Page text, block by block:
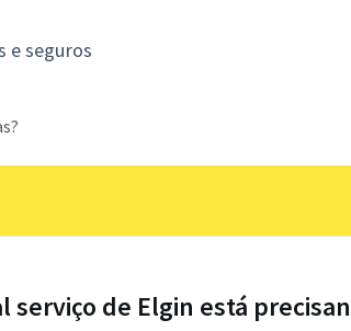
e seguros
serviço de Elgin está